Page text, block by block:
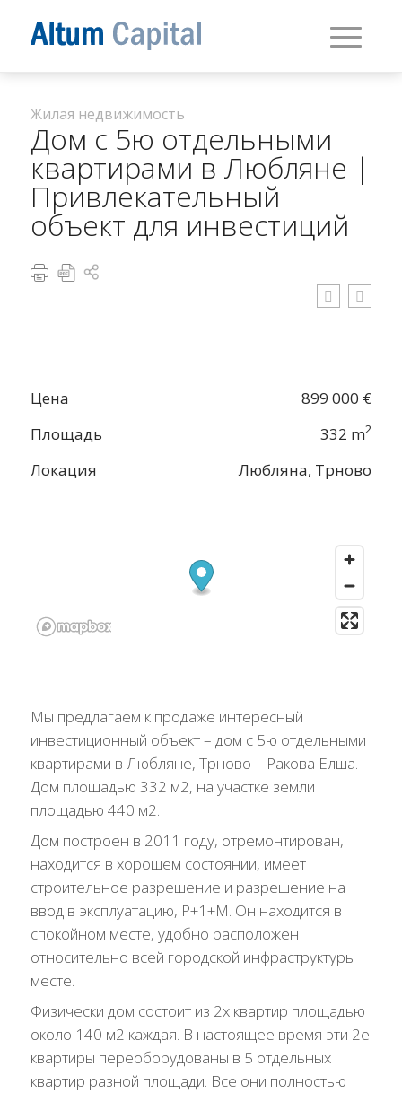
Жилая недвижимость
Дом с 5ю отдельными
квартирами в Любляне |
Привлекательный
объект для инвестиций
Цена
899 000 €
Площадь
332 m2
Локация Любляна, Трново
Мы предлагаем к продаже интересный
инвестиционный объект – дом с 5ю отдельными
квартирами в Любляне, Трново – Ракова Елша.
Дом площадью 332 м2, на участке земли
площадью 440 м2.
Дом построен в 2011 году, отремонтирован,
находится в хорошем состоянии, имеет
строительное разрешение и разрешение на
ввод в эксплуатацию, P+1+M. Он находится в
спокойном месте, удобно расположен
относительно всей городской инфраструктуры
месте.
Физически дом состоит из 2х квартир площадью
около 140 м2 каждая. В настоящее время эти 2е
квартиры переоборудованы в 5 отдельных
квартир разной площади. Все они полностью